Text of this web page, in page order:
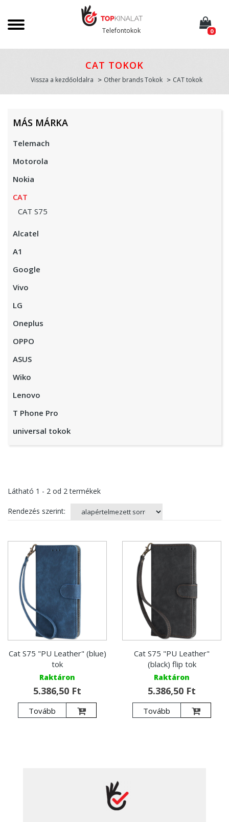
Telefontokok 0
CAT TOKOK
Vissza a kezdőoldalra Other brands Tokok CAT tokok
MÁS MÁRKA
Telemach
Motorola
Nokia
CAT
CAT S75
Alcatel
A1
Google
Vivo
LG
Oneplus
OPPO
ASUS
Wiko
Lenovo
T Phone Pro
universal tokok
Látható 1 - 2 od 2termékek
Rendezés szerint:
Cat S75 "PU Leather" (blue)
tok
Raktáron
5.386,50 Ft
Tovább
Cat S75 "PU Leather"
(black) flip tok
Raktáron
5.386,50 Ft
Tovább